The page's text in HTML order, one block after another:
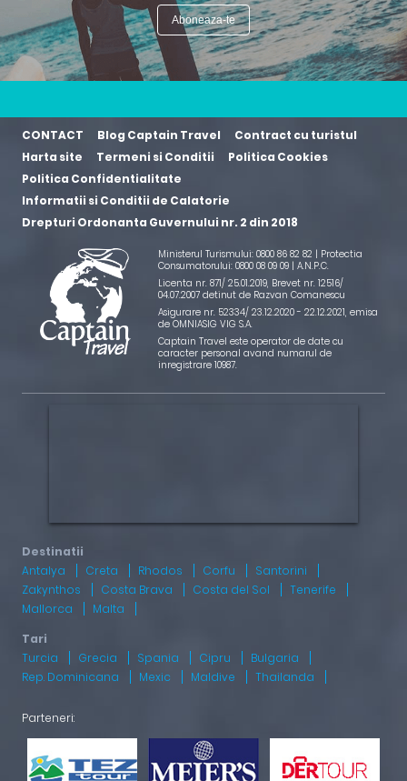
CONTACT Blog Captain Travel
Contract cu turistul
Harta site
Termeni si Conditii
Politica Cookies
Politica Confidentialitate
Informatii si Conditii de Calatorie
Drepturi Ordonanta Guvernului nr. 2 din 2018
Ministerul Turismului: 0800 86 82 82 | Protectia
Consumatorului: 0800 08 09 09 | A.N.P.C.
Licenta nr. 871/ 25.01.2019, Brevet nr. 12516/
04.07.2007 detinut de Razvan Comanescu
Asigurare nr. 52334/ 23.12.2020 - 22.12.2021, emisa
de OMNIASIG VIG S.A.
Captain Travel este operator de date cu
caracter personal avand numarul de
inregistrare 10987.
Antalya Creta Rhodos Corfu
Santorini
Zakynthos
Costa Brava Costa del Sol
Tenerife
Mallorca
Malta
Turcia Grecia Spania Cipru
Bulgaria
Rep. Dominicana
Mexic Maldive Thailanda